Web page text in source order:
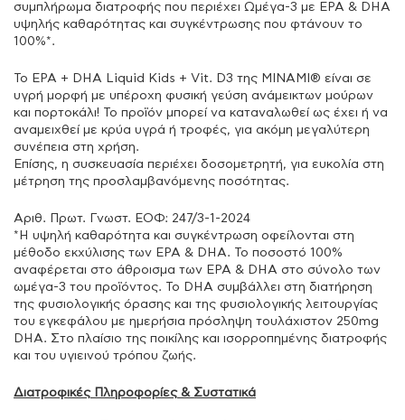
συμπλήρωμα διατροφής που περιέχει Ωμέγα-3 με ΕPA & DHA
υψηλής καθαρότητας και συγκέντρωσης που φτάνουν το
100%*.
Το EPA + DHA Liquid Kids + Vit. D3 της ΜΙΝΑΜΙ® είναι σε
υγρή μορφή με υπέροχη φυσική γεύση ανάμεικτων μούρων
και πορτοκάλι! Το προϊόν μπορεί να καταναλωθεί ως έχει ή να
αναμειχθεί με κρύα υγρά ή τροφές, για ακόμη μεγαλύτερη
συνέπεια στη χρήση.
Επίσης, η συσκευασία περιέχει δοσομετρητή, για ευκολία στη
μέτρηση της προσλαμβανόμενης ποσότητας.
Αριθ. Πρωτ. Γνωστ. ΕΟΦ: 247/3-1-2024
*Η υψηλή καθαρότητα και συγκέντρωση οφείλονται στη
μέθοδο εκχύλισης των EPA & DHA. Το ποσοστό 100%
αναφέρεται στο άθροισμα των EPA & DHA στο σύνολο των
ωμέγα-3 του προϊόντος. Το DHA συμβάλλει στη διατήρηση
της φυσιολογικής όρασης και της φυσιολογικής λειτουργίας
του εγκεφάλου με ημερήσια πρόσληψη τουλάχιστον 250mg
DHA. Στο πλαίσιο της ποικίλης και ισορροπημένης διατροφής
και του υγιεινού τρόπου ζωής.
Διατροφικές Πληροφορίες & Συστατικά